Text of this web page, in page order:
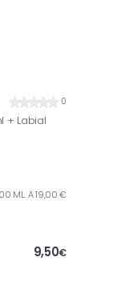
0
+ Labial
ML. A 19,00 €
9,50€